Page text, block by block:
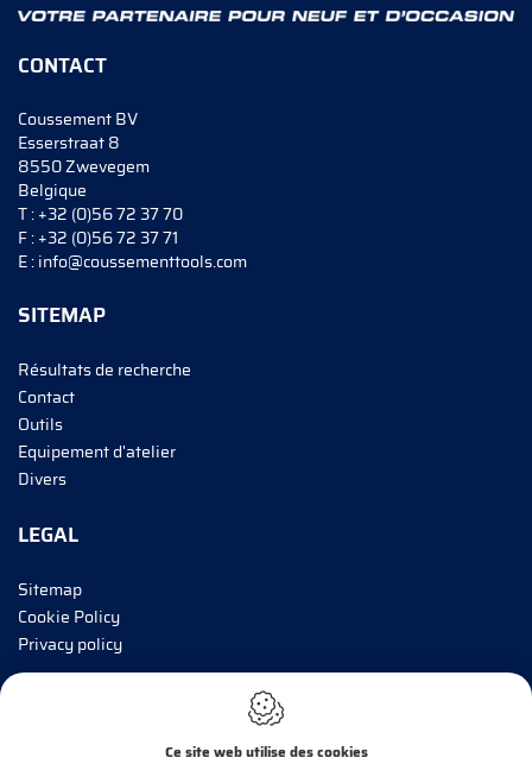
CONTACT
Coussement BV
Esserstraat 8
8550 Zwevegem
Belgique
T :+32 (0)56 72 37 70
F :+32 (0)56 72 37 71
E :info@coussementtools.com
SITEMAP
Résultats de recherche
Contact
Outils
Equipement d'atelier
Divers
LEGAL
Sitemap
Cookie Policy
Privacy policy
Ce site web utilise des cookies